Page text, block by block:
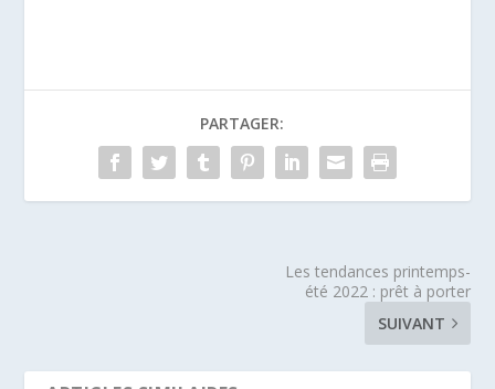
PARTAGER:
Les tendances printemps-
été 2022 : prêt à porter
SUIVANT